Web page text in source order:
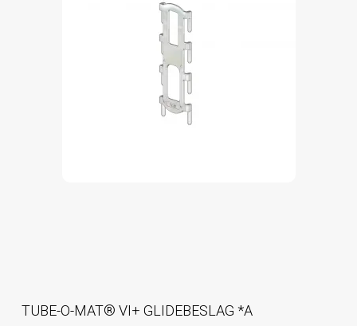
TUBE-O-MAT® VI+ GLIDEBESLAG *A